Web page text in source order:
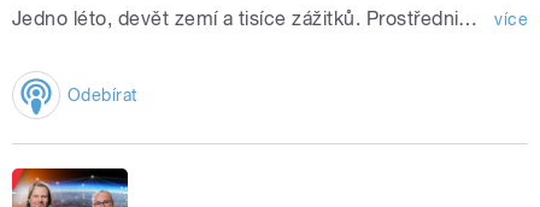
Jedno léto, devět zemí a tisíce zážitků. Prostřednictvím rozhlasových vln se s námi vydáte do zemí, kam Češi rádi jezdí na letní dovolenou. více
Odebírat